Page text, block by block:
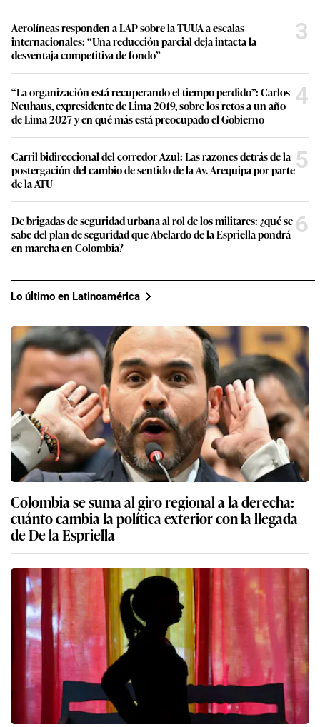
Aerolíneas responden a LAP sobre la TUUA a escalas
internacionales: “Una reducción parcial deja intacta la
desventaja competitiva de fondo”
3
“La organización está recuperando el tiempo perdido”: Carlos
Neuhaus, expresidente de Lima 2019, sobre los retos a un año
de Lima 2027 y en qué más está preocupado el Gobierno
4
Carril bidireccional del corredor Azul: Las razones detrás de la
postergación del cambio de sentido de la Av. Arequipa por parte
de la ATU
5
De brigadas de seguridad urbana al rol de los militares: ¿qué se
sabe del plan de seguridad que Abelardo de la Espriella pondrá
en marcha en Colombia?
6
Lo último en Latinoamérica
Colombia se suma al giro regional a la derecha:
cuánto cambia la política exterior con la llegada
de De la Espriella